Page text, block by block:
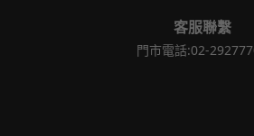
客服聯繫
門市電話:02-